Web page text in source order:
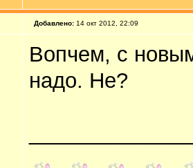
Добавлено: 14 окт 2012, 22:09
Вопчем, с
надо. Не?